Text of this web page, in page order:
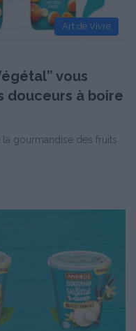
Art de Vivre
vous
douceurs à boire
gourmandise des fruits